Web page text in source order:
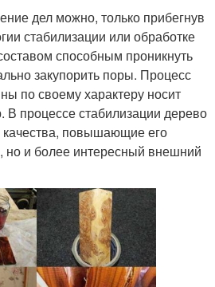
дел можно, только прибегнув
стабилизации или обработке
способным проникнуть
закупорить поры. Процесс
по своему характеру носит
В процессе стабилизации дерево
качества, повышающие его
но и более интересный внешний